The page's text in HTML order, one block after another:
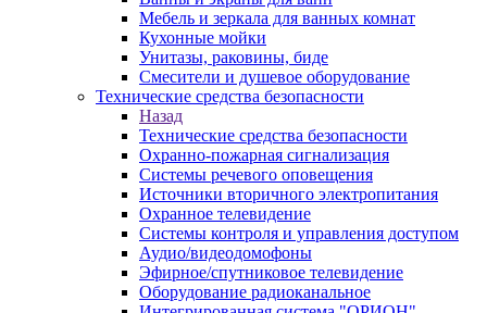
Мебель и зеркала для ванных комнат
Кухонные мойки
Унитазы, раковины, биде
Смесители и душевое оборудование
Технические средства безопасности
Назад
Технические средства безопасности
Охранно-пожарная сигнализация
Системы речевого оповещения
Источники вторичного электропитания
Охранное телевидение
Системы контроля и управления доступом
Аудио/видеодомофоны
Эфирное/спутниковое телевидение
Оборудование радиоканальное